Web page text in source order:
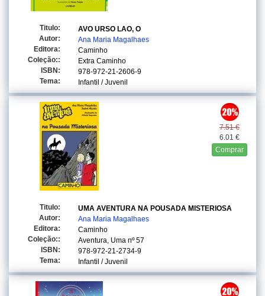
Titulo:
AVO URSO LAO, O
Autor:
Ana Maria Magalhaes
Editora:
Caminho
Coleção::
Extra Caminho
ISBN:
978-972-21-2606-9
Tema:
Infantil / Juvenil
7.51 €
6.01 €
Comprar
Titulo:
UMA AVENTURA NA POUSADA MISTERIOSA
Autor:
Ana Maria Magalhaes
Editora:
Caminho
Coleção::
Aventura, Uma nº 57
ISBN:
978-972-21-2734-9
Tema:
Infantil / Juvenil